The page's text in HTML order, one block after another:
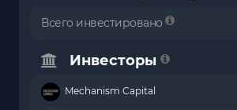
Всего инвестировано
Инвесторы
Mechanism Capital